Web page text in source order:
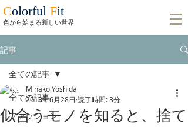
​色から始まる新しい世界
Colorful Fit
記事
全ての記事
ファッション
全ての記事
似合うモノを知ると、捨て
Minako Yoshida
2018年6月28日 読了時間: 3分